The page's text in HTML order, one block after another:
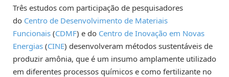
Três estudos com participação de pesquisadores
do Centro de Desenvolvimento de Materiais
Funcionais (CDMF) e do Centro de Inovação em Novas
Energias (CINE) desenvolveram métodos sustentáveis de
produzir amônia, que é um insumo amplamente utilizado
em diferentes processos químicos e como fertilizante no